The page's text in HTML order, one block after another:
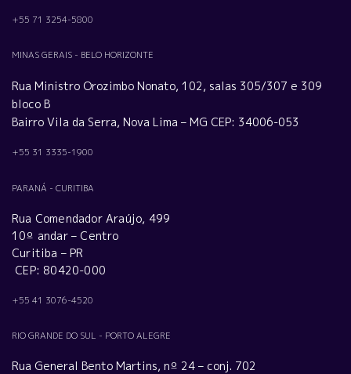
+55 71 3254-5800
MINAS GERAIS - BELO HORIZONTE
Rua Ministro Orozimbo Nonato, 102, salas 305/307 e 309
bloco B
Bairro Vila da Serra, Nova Lima – MG CEP: 34006-053
+55 31 3335-1900
PARANÁ - CURITIBA
Rua Comendador Araújo, 499
10º andar – Centro
Curitiba – PR
CEP: 80420-000
+55 41 3076-4520
RIO GRANDE DO SUL - PORTO ALEGRE
Rua General Bento Martins, nº 24 – conj. 702